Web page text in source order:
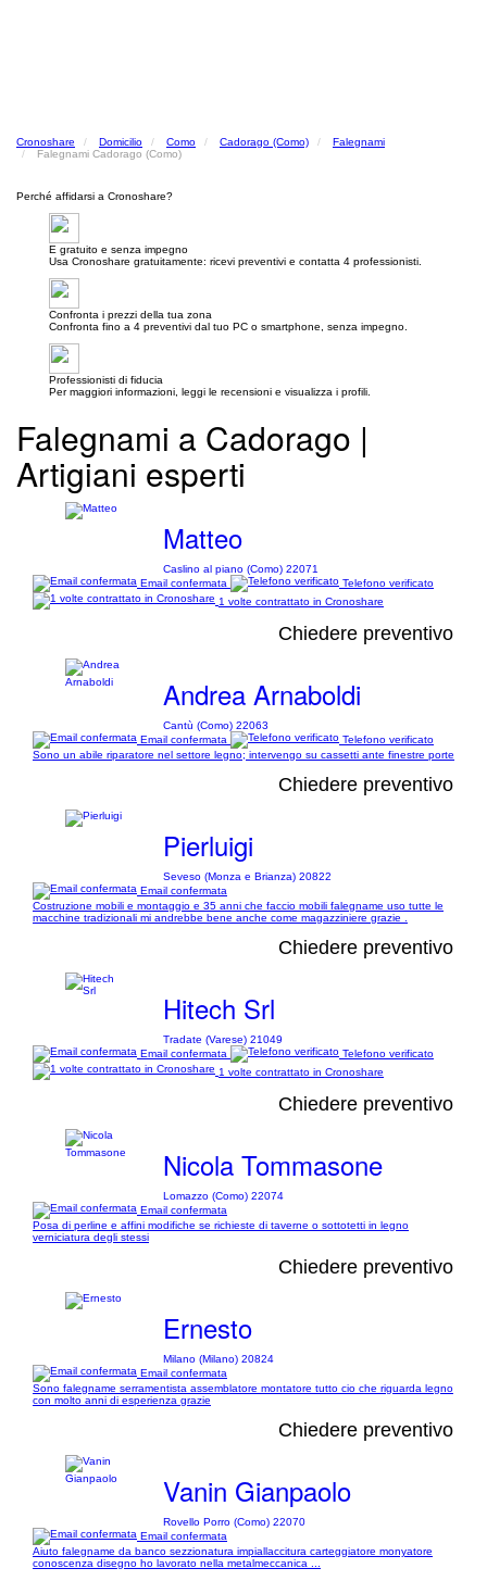
Cronoshare Domicilio Como Cadorago (Como)
Falegnami
Falegnami Cadorago (Como)
Perché affidarsi a Cronoshare?
E gratuito e senza impegno
Usa Cronoshare gratuitamente: ricevi preventivi e contatta 4 professionisti.
Confronta i prezzi della tua zona
Confronta fino a 4 preventivi dal tuo PC o smartphone, senza impegno.
Professionisti di fiducia
Per maggiori informazioni, leggi le recensioni e visualizza i profili.
Falegnami a Cadorago |
Artigiani esperti
Matteo
Caslino al piano (Como) 22071
Email confermata
Telefono verificato
1 volte contrattato in Cronoshare
Chiedere preventivo
Andrea Arnaboldi
Cantù (Como) 22063
Email confermata
Telefono verificato
Sono un abile riparatore nel settore legno; intervengo su cassetti ante finestre porte
Chiedere preventivo
Pierluigi
Seveso (Monza e Brianza) 20822
Email confermata
Costruzione mobili e montaggio e 35 anni che faccio mobili falegname uso tutte le
macchine tradizionali mi andrebbe bene anche come magazziniere grazie .
Chiedere preventivo
Hitech Srl
Tradate (Varese) 21049
Email confermata
Telefono verificato
1 volte contrattato in Cronoshare
Chiedere preventivo
Nicola Tommasone
Lomazzo (Como) 22074
Email confermata
Posa di perline e affini modifiche se richieste di taverne o sottotetti in legno
verniciatura degli stessi
Chiedere preventivo
Ernesto
Milano (Milano) 20824
Email confermata
Sono falegname serramentista assemblatore montatore tutto cio che riguarda legno
con molto anni di esperienza grazie
Chiedere preventivo
Vanin Gianpaolo
Rovello Porro (Como) 22070
Email confermata
Aiuto falegname da banco sezzionatura impiallaccitura carteggiatore monyatore
conoscenza disegno ho lavorato nella metalmeccanica ...